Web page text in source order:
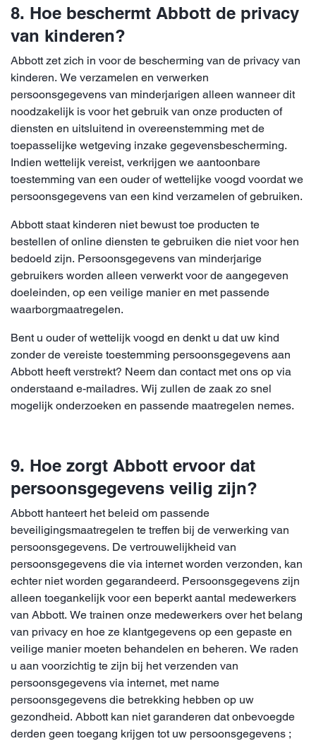
8. Hoe beschermt Abbott de privacy
van kinderen?
Abbott zet zich in voor de bescherming van de privacy van
kinderen. We verzamelen en verwerken
persoonsgegevens van minderjarigen alleen wanneer dit
noodzakelijk is voor het gebruik van onze producten of
diensten en uitsluitend in overeenstemming met de
toepasselijke wetgeving inzake gegevensbescherming.
Indien wettelijk vereist, verkrijgen we aantoonbare
toestemming van een ouder of wettelijke voogd voordat we
persoonsgegevens van een kind verzamelen of gebruiken.
Abbott staat kinderen niet bewust toe producten te
bestellen of online diensten te gebruiken die niet voor hen
bedoeld zijn. Persoonsgegevens van minderjarige
gebruikers worden alleen verwerkt voor de aangegeven
doeleinden, op een veilige manier en met passende
waarborgmaatregelen.
Bent u ouder of wettelijk voogd en denkt u dat uw kind
zonder de vereiste toestemming persoonsgegevens aan
Abbott heeft verstrekt? Neem dan contact met ons op via
onderstaand e-mailadres. Wij zullen de zaak zo snel
mogelijk onderzoeken en passende maatregelen nemes.
9. Hoe zorgt Abbott ervoor dat
persoonsgegevens veilig zijn?
Abbott hanteert het beleid om passende
beveiligingsmaatregelen te treffen bij de verwerking van
persoonsgegevens. De vertrouwelijkheid van
persoonsgegevens die via internet worden verzonden, kan
echter niet worden gegarandeerd. Persoonsgegevens zijn
alleen toegankelijk voor een beperkt aantal medewerkers
van Abbott. We trainen onze medewerkers over het belang
van privacy en hoe ze klantgegevens op een gepaste en
veilige manier moeten behandelen en beheren. We raden
u aan voorzichtig te zijn bij het verzenden van
persoonsgegevens via internet, met name
persoonsgegevens die betrekking hebben op uw
gezondheid. Abbott kan niet garanderen dat onbevoegde
derden geen toegang krijgen tot uw persoonsgegevens ;